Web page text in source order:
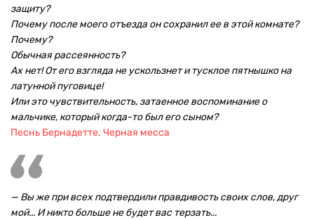
защиту?
Почему после моего отъезда он сохранил ее в этой комнате?
Почему?
Обычная рассеянность?
Ах нет! От его взгляда не ускользнет и тусклое пятнышко на
латунной пуговице!
Или это чувствительность, затаенное воспоминание о
мальчике, который когда-то был его сыном?
Песнь Бернадетте. Черная месса
— Вы же при всех подтвердили правдивость своих слов, друг
мой... И никто больше не будет вас терзать...